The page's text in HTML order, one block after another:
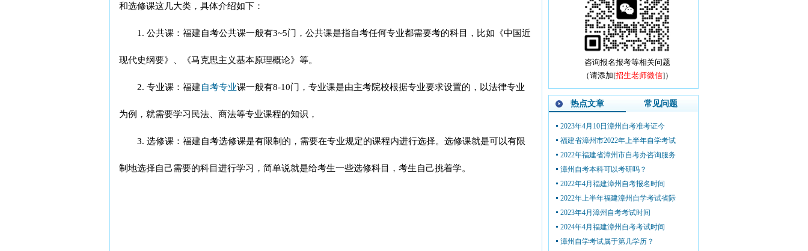
和选修课这几大类，具体介绍如下：
1. 公共课：福建自考公共课一般有3~5门，公共课是指自考任何专业都需要考的科目，比如《中国近
现代史纲要》、《马克思主义基本原理概论》等。
2. 专业课：福建自考专业课一般有8-10门，专业课是由主考院校根据专业要求设置的，以法律专业
为例，就需要学习民法、商法等专业课程的知识，
3. 选修课：福建自考选修课是有限制的，需要在专业规定的课程内进行选择。选修课就是可以有限
制地选择自己需要的科目进行学习，简单说就是给考生一些选修科目，考生自己挑着学。
咨询报名报考等相关问题
（请添加[招生老师微信]）
热点文章 常见问题
2023年4月10日漳州自考准考证今
福建省漳州市2022年上半年自学考试
2022年福建省漳州市自考办咨询服务
漳州自考本科可以考研吗？
2022年4月福建漳州自考报名时间
2022年上半年福建漳州自学考试省际
2023年4月漳州自考考试时间
2024年4月福建漳州自考考试时间
漳州自学考试属于第几学历？